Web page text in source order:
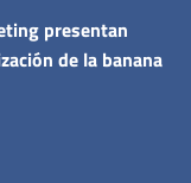
presentan
de la banana